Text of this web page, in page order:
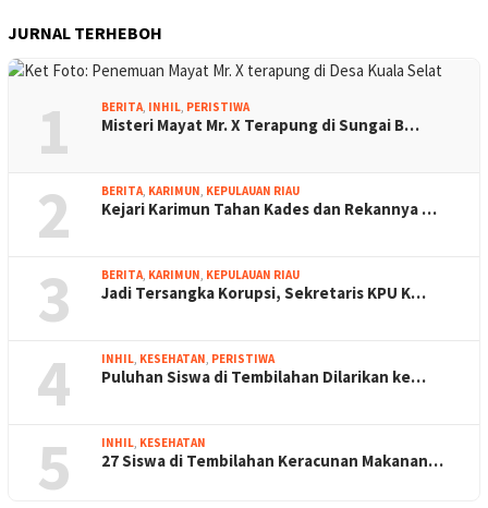
JURNAL TERHEBOH
1 BERITA INHIL PERISTIWA
Misteri Mayat Mr. X Terapung di Sungai B…
2 BERITA KARIMUN KEPULAUAN RIAU
Kejari Karimun Tahan Kades dan Rekannya …
3 BERITA KARIMUN KEPULAUAN RIAU
Jadi Tersangka Korupsi, Sekretaris KPU K…
4 INHIL KESEHATAN PERISTIWA
Puluhan Siswa di Tembilahan Dilarikan ke…
5 INHIL KESEHATAN
27 Siswa di Tembilahan Keracunan Makanan…